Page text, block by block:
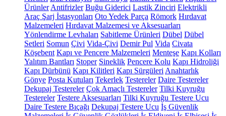
Ürünler Antifrizler Buğu Giderici Lastik Zinciri Elektrikli
Araç Şarj İstasyonları Oto Yedek Parça Römork Hırdavat
Malzemeleri Hırdavat Malzemesi ve Aksesuarları
Yönlendirme Levhaları Sabitleme Ürünleri Dübel Dübel
Setleri Somun Çivi Vida-Çivi Demir Pul Vida Civata
Köşebent Kapı ve Pencere Malzemeleri Menteşe Kapı Kolları
Yalıtım Bantları Stoper Sineklik Pencere Kolu Kapı Hidroliği
Kapı Dürbünü Kapı Kilitleri Kapı Sürgüleri Anahtarlık
Gönye Posta Kutuları Tekerlek Testereler Daire Testereler
Dekupaj Testereler Çok Amaçlı Testereler Tilki Kuyruğu
Testereler Testere Aksesuarları Tilki Kuyruğu Testere Ucu
Daire Testere Bıçağı Dekupaj Testere Ucu İş Güvenlik